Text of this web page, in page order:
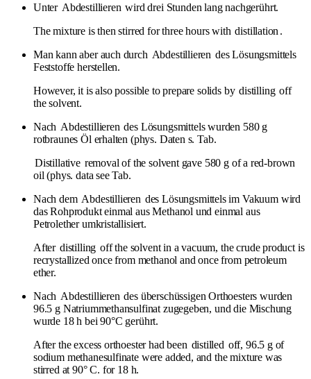
Unter Abdestillieren wird drei Stunden lang nachgerührt.
The mixture is then stirred for three hours with distillation .
Man kann aber auch durch Abdestillieren des Lösungsmittels
Feststoffe herstellen.
However, it is also possible to prepare solids by distilling off
the solvent.
Nach Abdestillieren des Lösungsmittels wurden 580 g
rotbraunes Öl erhalten (phys. Daten s. Tab.
Distillative removal of the solvent gave 580 g of a red-brown
oil (phys. data see Tab.
Nach dem Abdestillieren des Lösungsmittels im Vakuum wird
das Rohprodukt einmal aus Methanol und einmal aus
Petrolether umkristallisiert.
After distilling off the solvent in a vacuum, the crude product is
recrystallized once from methanol and once from petroleum
ether.
Nach Abdestillieren des überschüssigen Orthoesters wurden
96.5 g Natriummethansulfinat zugegeben, und die Mischung
wurde 18 h bei 90°C gerührt.
After the excess orthoester had been distilled off, 96.5 g of
sodium methanesulfinate were added, and the mixture was
stirred at 90° C. for 18 h.